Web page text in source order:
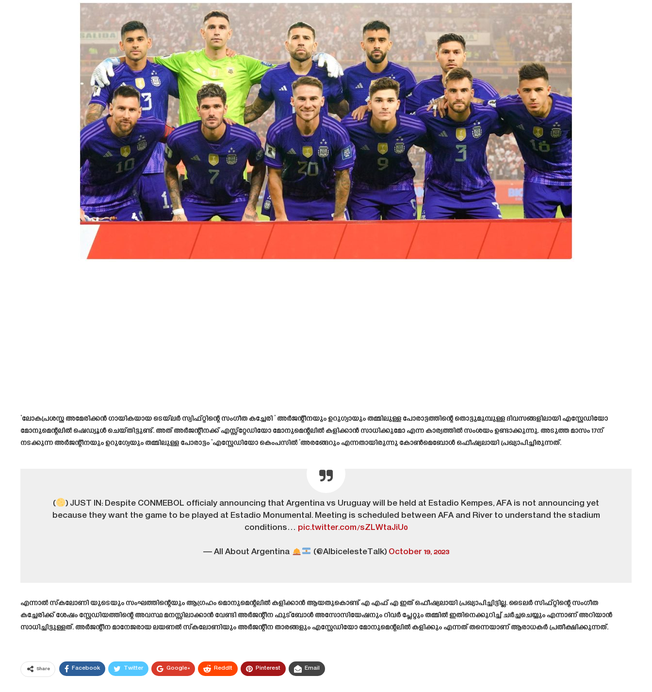
‘ലോകപ്രശസ്ത അമേരിക്കൻ ഗായികയായ ടെയ്‌ലർ സ്വിഫ്റ്റിന്റെ സംഗീത കച്ചേരി ‘ അർജന്റീനയും ഉറുഗ്വായും തമ്മിലുള്ള പോരാട്ടത്തിന്റെ തൊട്ടുമുമ്പുള്ള ദിവസങ്ങളിലായി എസ്റ്റേഡിയോ
മോനുമെന്റലിൽ ഷെഡ്യൂൾ ചെയ്തിട്ടുണ്ട്. അത് അർജന്റീനക്ക് എസ്സ്റ്റേഡിയോ മോനുമെന്റലിൽ കളിക്കാൻ സാധിക്കുമോ എന്ന കാര്യത്തിൽ സംശയം ഉണ്ടാക്കുന്നു. അടുത്ത മാസം 17ന്
നടക്കുന്ന അർജന്റീനയും ഉറുഗ്വേയും തമ്മിലുള്ള പോരാട്ടം ‘എസ്റ്റേഡിയോ കെംപസിൽ ‘അരങ്ങേറും എന്നതായിരുന്നു കോൺമെബോൾ ഒഫീഷ്യലായി പ്രഖ്യാപിച്ചിരുന്നത്.
(
) JUST IN: Despite CONMEBOL officialy announcing that Argentina vs Uruguay will be held at Estadio Kempes, AFA is not announcing yet
because they want the game to be played at Estadio Monumental. Meeting is scheduled between AFA and River to understand the stadium
conditions… pic.twitter.com/sZLWtaJiU0
— All About Argentina (@AlbicelesteTalk) October 19, 2023
എന്നാൽ സ്കലോണി യുടെയും സംഘത്തിന്റെയും ആഗ്രഹം മൊനുമെന്റലിൽ കളിക്കാൻ ആയതുകൊണ്ട് എ എഫ് എ ഇത് ഒഫീഷ്യലായി പ്രഖ്യാപിച്ചിട്ടില്ല. ടൈലർ സിഫ്റ്റിന്റെ സംഗീത
കച്ചേരിക്ക് ശേഷം സ്റ്റേഡിയത്തിന്റെ അവസ്ഥ മനസ്സിലാക്കാൻ വേണ്ടി അർജന്റീന ഫുട്ബോൾ അസോസിയേഷനും റിവർ പ്ലേറ്റും തമ്മിൽ ഇതിനെക്കുറിച്ച് ചർച്ചചെയ്യും എന്നാണ് അറിയാൻ
സാധിച്ചിട്ടുള്ളത്. അർജന്റീന മാനേജരായ ലയണൽ സ്കലോണിയും അർജന്റീന താരങ്ങളും എസ്റ്റേഡിയോ മോനുമെന്റലിൽ കളിക്കും എന്നത് തന്നെയാണ് ആരാധകർ പ്രതീക്ഷിക്കുന്നത്.
Share Facebook Twitter Google+ ReddIt Pinterest Email